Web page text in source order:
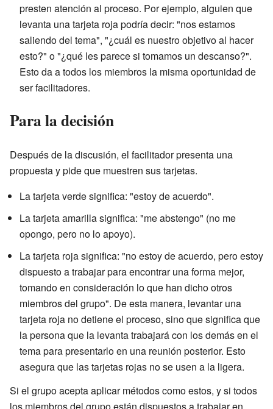
presten atención al proceso. Por ejemplo, alguien que
levanta una tarjeta roja podría decir: "nos estamos
saliendo del tema", "¿cuál es nuestro objetivo al hacer
esto?" o "¿qué les parece si tomamos un descanso?".
Esto da a todos los miembros la misma oportunidad de
ser facilitadores.
Para la decisión
Después de la discusión, el facilitador presenta una
propuesta y pide que muestren sus tarjetas.
La tarjeta verde significa: "estoy de acuerdo".
La tarjeta amarilla significa: "me abstengo" (no me
opongo, pero no lo apoyo).
La tarjeta roja significa: "no estoy de acuerdo, pero estoy
dispuesto a trabajar para encontrar una forma mejor,
tomando en consideración lo que han dicho otros
miembros del grupo". De esta manera, levantar una
tarjeta roja no detiene el proceso, sino que significa que
la persona que la levanta trabajará con los demás en el
tema para presentarlo en una reunión posterior. Esto
asegura que las tarjetas rojas no se usen a la ligera.
Si el grupo acepta aplicar métodos como estos, y si todos
los miembros del grupo están dispuestos a trabajar en